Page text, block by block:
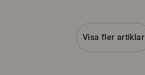
Visa fler artiklar